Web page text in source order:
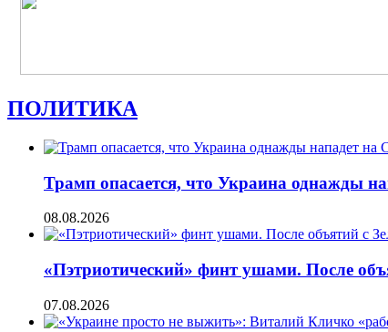
ПОЛИТИКА
Трамп опасается, что Украина однажды
08.08.2026
«Пэтриотический» финт ушами. После
07.08.2026